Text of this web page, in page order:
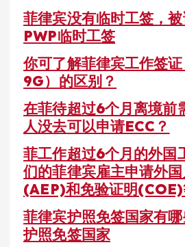
菲律宾没有临时工签，
PWP临时工签
你可了解菲律宾工作签
9G）的区别？
在菲待超过6个月离境前
人没去可以申请ECC？
菲工作超过6个月的外国
们的菲律宾雇主申请外
(AEP)和免验证明
菲律宾护照免签国家有
护照免签国家